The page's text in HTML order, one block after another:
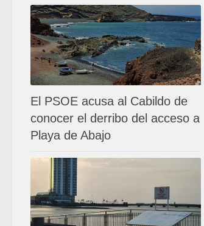
El PSOE acusa al Cabildo de
conocer el derribo del acceso a
Playa de Abajo